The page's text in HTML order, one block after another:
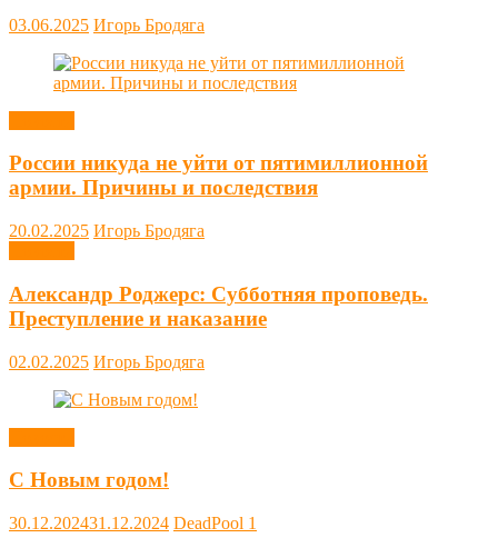
03.06.2025 Игорь Бродяга
России никуда не уйти от пятимиллионной
армии. Причины и последствия
20.02.2025 Игорь Бродяга
Александр Роджерс: Субботняя проповедь.
Преступление и наказание
02.02.2025 Игорь Бродяга
С Новым годом!
30.12.202431.12.2024 DeadPool 1